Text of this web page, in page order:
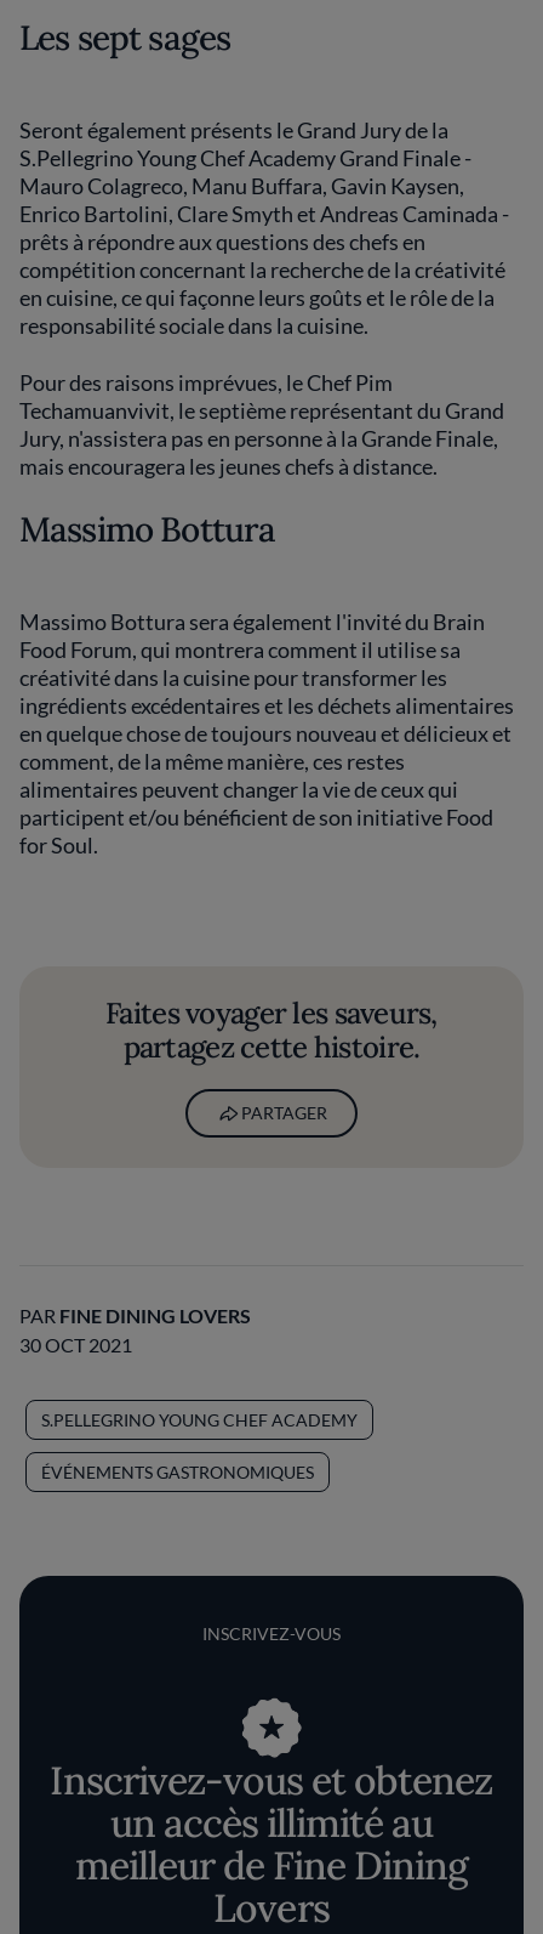
Les sept sages
Seront également présents le Grand Jury de la
S.Pellegrino Young Chef Academy Grand Finale -
Mauro Colagreco, Manu Buffara, Gavin Kaysen,
Enrico Bartolini, Clare Smyth et Andreas Caminada -
prêts à répondre aux questions des chefs en
compétition concernant la recherche de la créativité
en cuisine, ce qui façonne leurs goûts et le rôle de la
responsabilité sociale dans la cuisine.
Pour des raisons imprévues, le Chef Pim
Techamuanvivit, le septième représentant du Grand
Jury, n'assistera pas en personne à la Grande Finale,
mais encouragera les jeunes chefs à distance.
Massimo Bottura
Massimo Bottura sera également l'invité du Brain
Food Forum, qui montrera comment il utilise sa
créativité dans la cuisine pour transformer les
ingrédients excédentaires et les déchets alimentaires
en quelque chose de toujours nouveau et délicieux et
comment, de la même manière, ces restes
alimentaires peuvent changer la vie de ceux qui
participent et/ou bénéficient de son initiative Food
for Soul.
Faites voyager les saveurs,
partagez cette histoire.
PARTAGER
PAR FINE DINING LOVERS
30 OCT 2021
S.PELLEGRINO YOUNG CHEF ACADEMY
ÉVÉNEMENTS GASTRONOMIQUES
INSCRIVEZ-VOUS
Inscrivez-vous et obtenez
un accès illimité au
meilleur de Fine Dining
Lovers